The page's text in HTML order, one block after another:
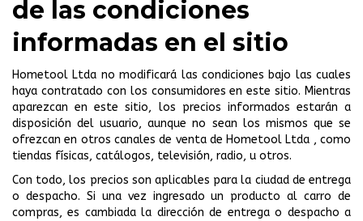
de las condiciones
informadas en el sitio
Hometool Ltda no modificará las condiciones bajo las cuales
haya contratado con los consumidores en este sitio. Mientras
aparezcan en este sitio, los precios informados estarán a
disposición del usuario, aunque no sean los mismos que se
ofrezcan en otros canales de venta de Hometool Ltda , como
tiendas físicas, catálogos, televisión, radio, u otros.
Con todo, los precios son aplicables para la ciudad de entrega
o despacho. Si una vez ingresado un producto al carro de
compras, es cambiada la dirección de entrega o despacho a